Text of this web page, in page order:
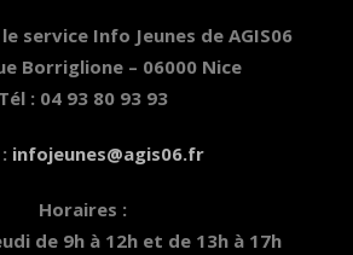
service Info Jeunes de AGIS06
Borriglione – 06000 Nice
Tél : 04 93 80 93 93
infojeunes@agis06.fr
Horaires :
de 9h à 12h et de 13h à 17h